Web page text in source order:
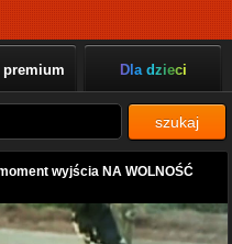
premium Dla dzieci
szukaj
wyjścia NA WOLNOŚĆ